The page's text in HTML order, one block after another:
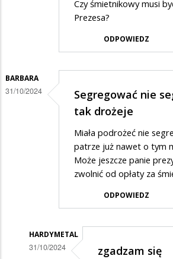
Czy śmietnikowy musi
Prezesa?
ODPOWIEDZ
BARBARA
31/10/2024
Segregować nie
tak drożeje
Miała podrożeć nie
patrze już nawet o tym
Może jeszcze panie
zwolnić od opłaty za
ODPOWIEDZ
HARDYMETAL
31/10/2024 zgadzam się